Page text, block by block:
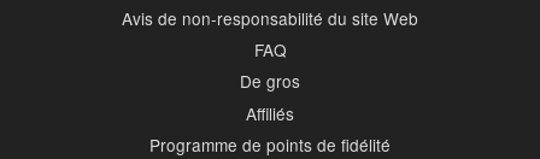
Avis de non-responsabilité du site Web
FAQ
De gros
Affiliés
Programme de points de fidélité